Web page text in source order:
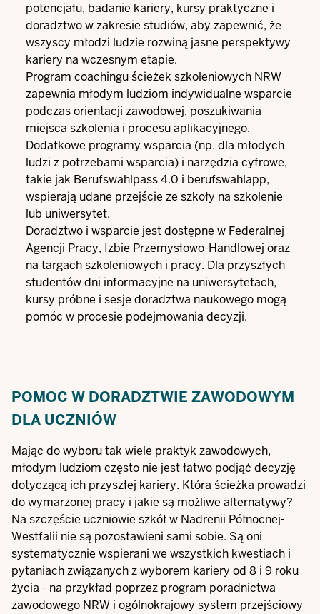
potencjału, badanie kariery, kursy praktyczne i
doradztwo w zakresie studiów, aby zapewnić, że
wszyscy młodzi ludzie rozwiną jasne perspektywy
kariery na wczesnym etapie.
Program coachingu ścieżek szkoleniowych NRW
zapewnia młodym ludziom indywidualne wsparcie
podczas orientacji zawodowej, poszukiwania
miejsca szkolenia i procesu aplikacyjnego.
Dodatkowe programy wsparcia (np. dla młodych
ludzi z potrzebami wsparcia) i narzędzia cyfrowe,
takie jak Berufswahlpass 4.0 i berufswahlapp,
wspierają udane przejście ze szkoły na szkolenie
lub uniwersytet.
Doradztwo i wsparcie jest dostępne w Federalnej
Agencji Pracy, Izbie Przemysłowo-Handlowej oraz
na targach szkoleniowych i pracy. Dla przyszłych
studentów dni informacyjne na uniwersytetach,
kursy próbne i sesje doradztwa naukowego mogą
pomóc w procesie podejmowania decyzji.
POMOC W DORADZTWIE ZAWODOWYM
DLA UCZNIÓW
Mając do wyboru tak wiele praktyk zawodowych,
młodym ludziom często nie jest łatwo podjąć decyzję
dotyczącą ich przyszłej kariery. Która ścieżka prowadzi
do wymarzonej pracy i jakie są możliwe alternatywy?
Na szczęście uczniowie szkół w Nadrenii Północnej-
Westfalii nie są pozostawieni sami sobie. Są oni
systematycznie wspierani we wszystkich kwestiach i
pytaniach związanych z wyborem kariery od 8 i 9 roku
życia - na przykład poprzez program poradnictwa
zawodowego NRW i ogólnokrajowy system przejściowy